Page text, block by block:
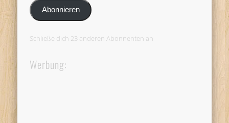
Abonnieren
Schließe dich 23 anderen Abonnenten an
Werbung: